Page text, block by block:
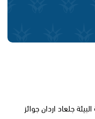
جلعاد اردان جوائز